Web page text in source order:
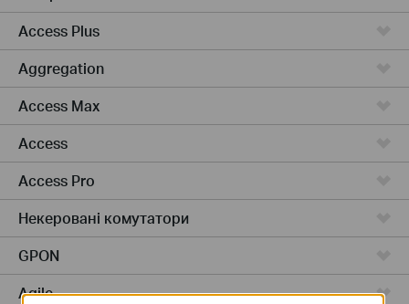
Access Plus
Aggregation
Access Max
Access
Access Pro
Некеровані комутатори
GPON
Agile